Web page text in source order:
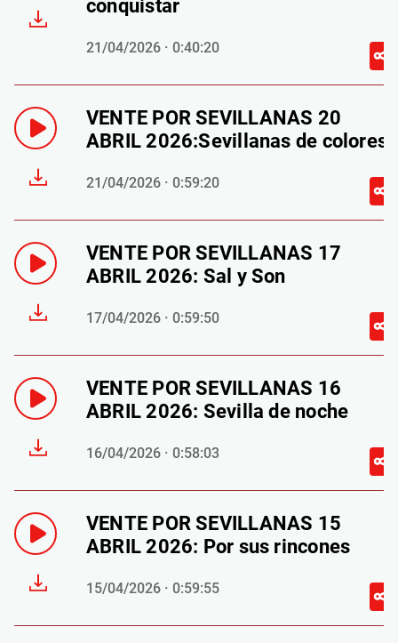
conquistar
21/04/2026 · 0:40:20
VENTE POR SEVILLANAS 20
ABRIL 2026:Sevillanas de colores
21/04/2026 · 0:59:20
VENTE POR SEVILLANAS 17
ABRIL 2026: Sal y Son
17/04/2026 · 0:59:50
VENTE POR SEVILLANAS 16
ABRIL 2026: Sevilla de noche
16/04/2026 · 0:58:03
VENTE POR SEVILLANAS 15
ABRIL 2026: Por sus rincones
15/04/2026 · 0:59:55